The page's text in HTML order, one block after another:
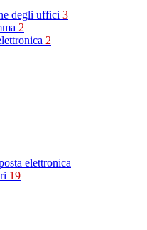
degli uffici 3
2
2
elettronica
19